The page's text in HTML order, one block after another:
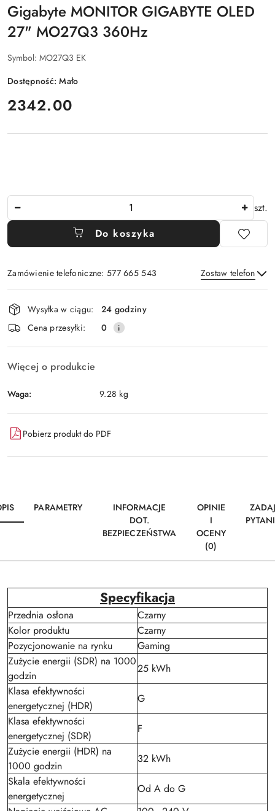
Gigabyte MONITOR GIGABYTE OLED
27" MO27Q3 360Hz
Symbol: MO27Q3 EK
Dostępność:Mało
cena:
2342.00
szt.
Do koszyka
Zamówienie telefoniczne: 577 665 543 Zostaw telefon
Wyślij
Dostępność
i
dostawa
Wysyłka w ciągu:
24 godziny
Cena przesyłki:
0
Więcej o produkcie
Waga: 9.28 kg
Pobierz produkt do PDF
PARAMETRY
INFORMACJE
DOT.
BEZPIECZEŃSTWA
OPINIE
I
OCENY
(0)
Specyfikacja
Przednia osłona
Czarny
Kolor produktu
Czarny
Pozycjonowanie na rynku
Gaming
Zużycie energii (SDR) na 1000
godzin
25 kWh
Klasa efektywności
energetycznej (HDR)
G
Klasa efektywności
energetycznej (SDR)
F
Zużycie energii (HDR) na
1000 godzin
32 kWh
Skala efektywności
energetycznej
Od A do G